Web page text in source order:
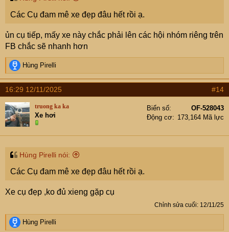
Các Cụ đam mê xe đẹp đâu hết rồi ạ.
ủn cụ tiếp, mấy xe này chắc phải lên các hội nhóm riêng trên
FB chắc sẽ nhanh hơn
R
e
a
c
t
i
o
n
s
Hùng Pirelli
16:29 12/11/2025 #14
truong ka ka
Xe hơi
Biển số
OF-528043
Động cơ
173,164 Mã lực
Hùng Pirelli nói:
Các Cụ đam mê xe đẹp đâu hết rồi ạ.
Xe cụ đẹp ,ko đủ xieng gặp cụ
Chỉnh sửa cuối: 12/11/25
R
Hùng Pirelli